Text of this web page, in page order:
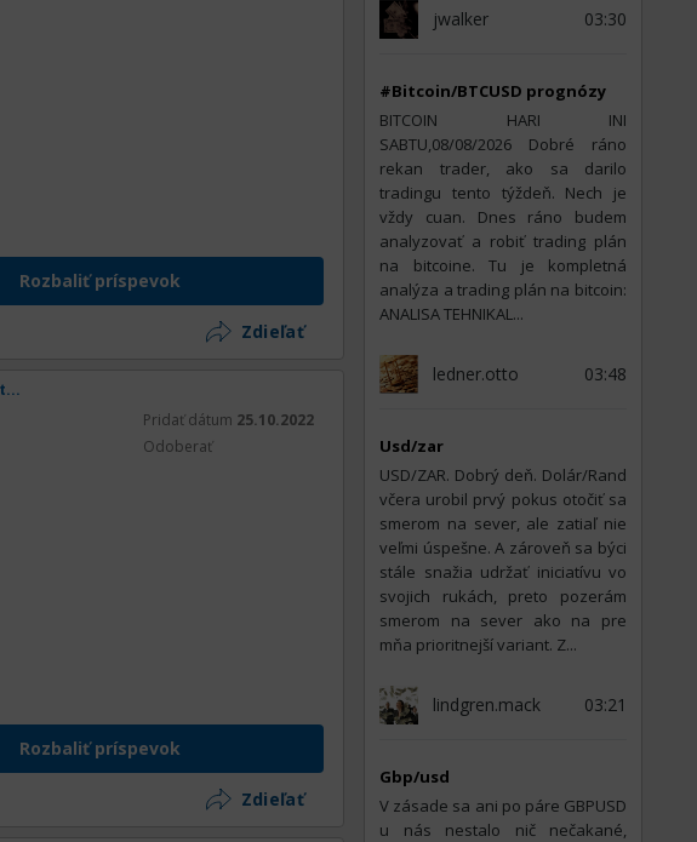
Rozbaliť príspevok
Zdieľať
Pridať dátum 25.10.2022
Odoberať
Rozbaliť príspevok
Zdieľať
jwalker 03:30
#Bitcoin/BTCUSD prognózy
BITCOIN HARI INI
SABTU,08/08/2026 Dobré ráno
rekan trader, ako sa darilo
tradingu tento týždeň. Nech je
vždy cuan. Dnes ráno budem
analyzovať a robiť trading plán
na bitcoine. Tu je kompletná
analýza a trading plán na bitcoin:
ANALISA TEHNIKAL...
ledner.otto 03:48
Usd/zar
USD/ZAR. Dobrý deň. Dolár/Rand
včera urobil prvý pokus otočiť sa
smerom na sever, ale zatiaľ nie
veľmi úspešne. A zároveň sa býci
stále snažia udržať iniciatívu vo
svojich rukách, preto pozerám
smerom na sever ako na pre
mňa prioritnejší variant. Z...
lindgren.mack 03:21
Gbp/usd
V zásade sa ani po páre GBPUSD
u nás nestalo nič nečakané,